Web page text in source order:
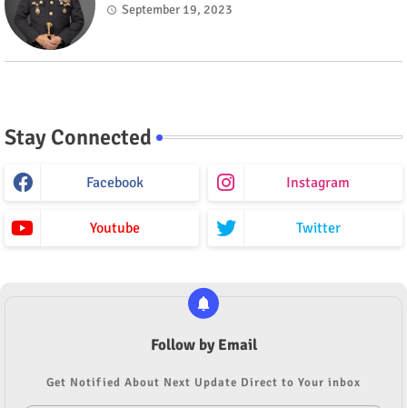
September 19, 2023
Stay Connected
Facebook Instagram
Youtube Twitter
Follow by Email
Get Notified About Next Update Direct to Your inbox